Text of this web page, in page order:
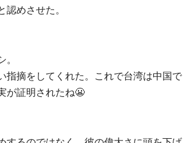
認めさせた。
。
指摘をしてくれた。これで台湾は中国で
が証明されたね😬